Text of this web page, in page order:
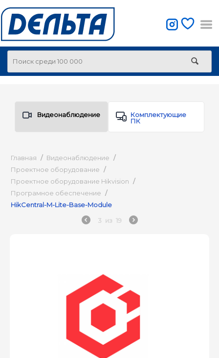
Видеонаблюдение
Комплектующие
ПК
Главная / Видеонаблюдение /
Проектное оборудование /
Проектное оборудование Hikvision /
Програмное обеспечение /
HikCentral-M-Lite-Base-Module
3 из 19